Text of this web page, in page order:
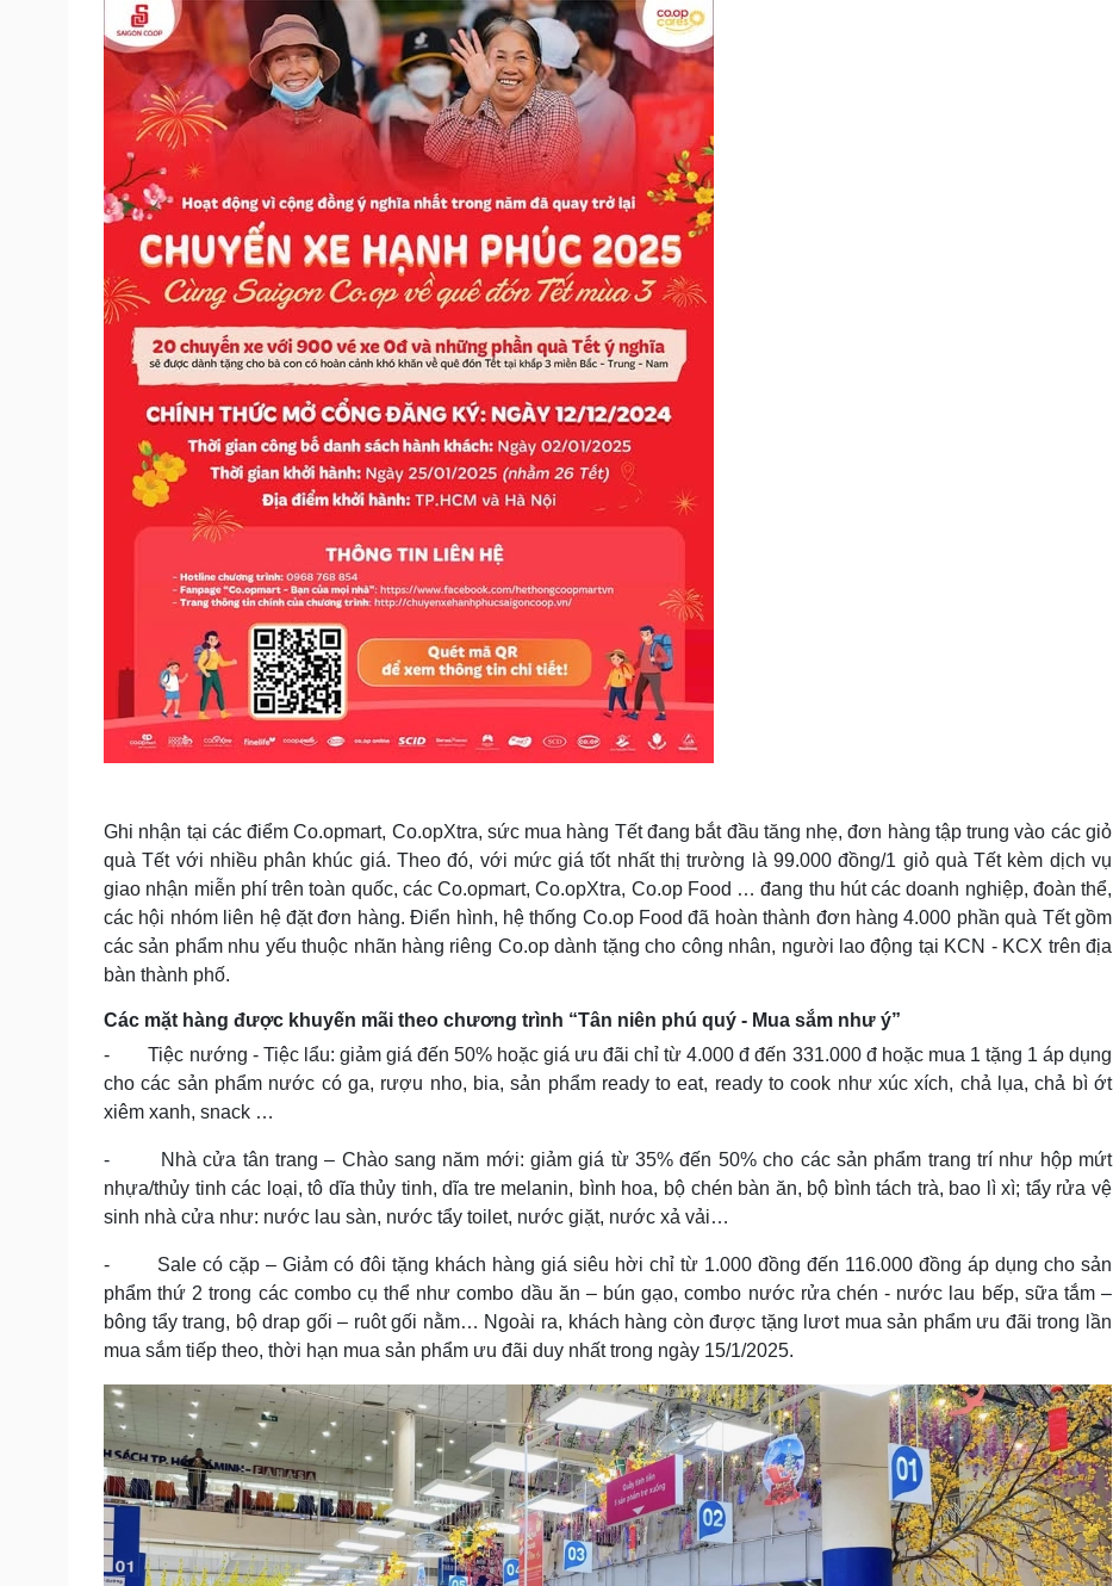
Phòng mạch online
Ăn sạch sống khỏe
Cải chính
Ghi nhận tại các điểm Co.opmart, Co.opXtra, sức mua hàng Tết đang bắt đầu tăng nhẹ, đơn hàng tập trung vào các giỏ
quà Tết với nhiều phân khúc giá. Theo đó, với mức giá tốt nhất thị trường là 99.000 đồng/1 giỏ quà Tết kèm dịch vụ
giao nhận miễn phí trên toàn quốc, các Co.opmart, Co.opXtra, Co.op Food … đang thu hút các doanh nghiệp, đoàn thể,
các hội nhóm liên hệ đặt đơn hàng. Điển hình, hệ thống Co.op Food đã hoàn thành đơn hàng 4.000 phần quà Tết gồm
các sản phẩm nhu yếu thuộc nhãn hàng riêng Co.op dành tặng cho công nhân, người lao động tại KCN - KCX trên địa
bàn thành phố.
Các mặt hàng được khuyến mãi theo chương trình “Tân niên phú quý - Mua sắm như ý”
- Tiệc nướng - Tiệc lẩu: giảm giá đến 50% hoặc giá ưu đãi chỉ từ 4.000 đ đến 331.000 đ hoặc mua 1 tặng 1 áp dụng
cho các sản phẩm nước có ga, rượu nho, bia, sản phẩm ready to eat, ready to cook như xúc xích, chả lụa, chả bì ớt
xiêm xanh, snack …
- Nhà cửa tân trang – Chào sang năm mới: giảm giá từ 35% đến 50% cho các sản phẩm trang trí như hộp mứt
nhựa/thủy tinh các loại, tô dĩa thủy tinh, dĩa tre melanin, bình hoa, bộ chén bàn ăn, bộ bình tách trà, bao lì xì; tẩy rửa vệ
sinh nhà cửa như: nước lau sàn, nước tẩy toilet, nước giặt, nước xả vải…
- Sale có cặp – Giảm có đôi tặng khách hàng giá siêu hời chỉ từ 1.000 đồng đến 116.000 đồng áp dụng cho sản
phẩm thứ 2 trong các combo cụ thể như combo dầu ăn – bún gạo, combo nước rửa chén - nước lau bếp, sữa tắm –
bông tẩy trang, bộ drap gối – ruôt gối nằm… Ngoài ra, khách hàng còn được tặng lươt mua sản phẩm ưu đãi trong lần
mua sắm tiếp theo, thời hạn mua sản phẩm ưu đãi duy nhất trong ngày 15/1/2025.